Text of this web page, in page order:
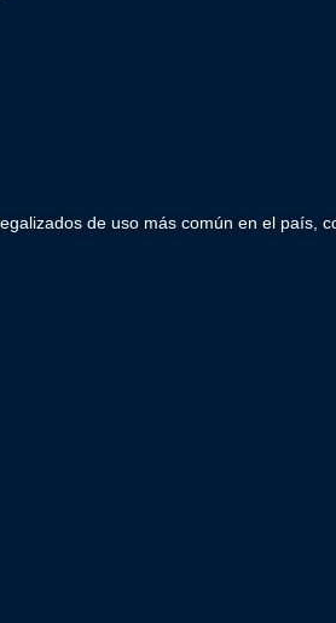
de uso más común en el país,